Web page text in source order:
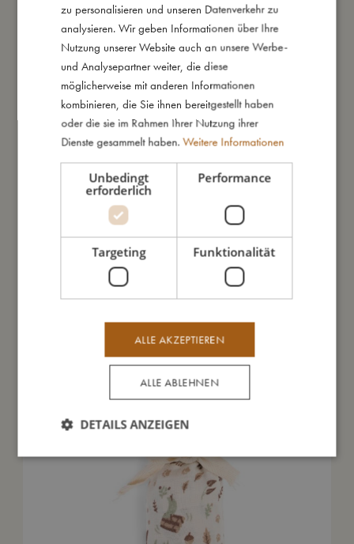
So groß bin ich
Daraus bin ich gemacht
So kannst Du mich pflegen
Meine Daten
Das könnte dir auch gefallen
ENGLISH
GERMAN
zu personalisieren und unseren Datenverkehr zu
analysieren. Wir geben Informationen über Ihre
Nutzung unserer Website auch an unsere Werbe-
und Analysepartner weiter, die diese
möglicherweise mit anderen Informationen
kombinieren, die Sie ihnen bereitgestellt haben
oder die sie im Rahmen Ihrer Nutzung ihrer
Dienste gesammelt haben. Weitere Informationen
Unbedingt
erforderlich
Performance
Targeting Funktionalität
ALLE AKZEPTIEREN
ALLE ABLEHNEN
DETAILS ANZEIGEN